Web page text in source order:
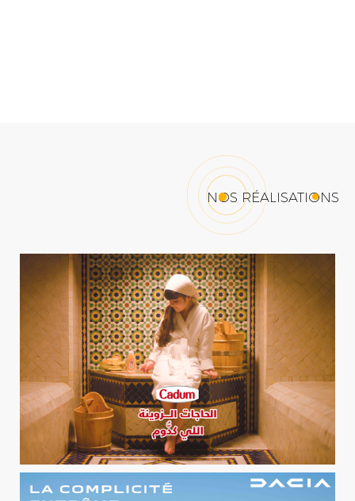
NOS RÉALISATIONS